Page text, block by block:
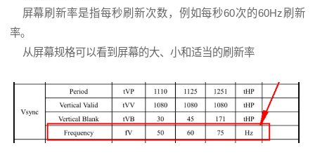
屏幕刷新率是指每秒刷新次数，例如每秒60次的60Hz刷新
率。
从屏幕规格可以看到屏幕的大、小和适当的刷新率